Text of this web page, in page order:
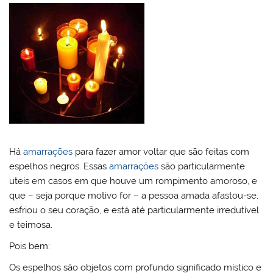
Háamarrações para fazer amor voltar que são feitas com
espelhos negros. Essasamarrações são particularmente
uteis em casos em que houve um rompimento amoroso, e
que – seja porque motivo for – a pessoa amada afastou-se,
esfriou o seu coração, e está até particularmente irredutível
e teimosa.
Pois bem:
Os espelhos são objetos com profundo significado místico e